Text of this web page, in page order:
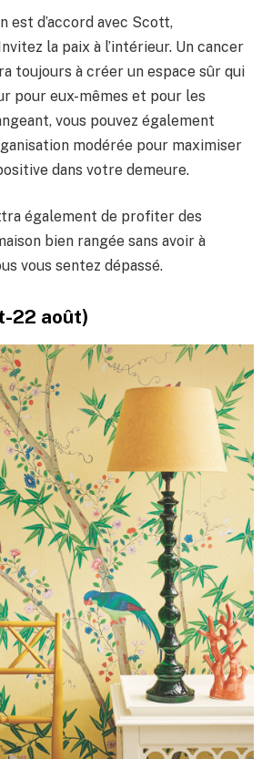
est d’accord avec Scott,
la paix à l’intérieur. Un cancer
toujours à créer un espace sûr qui
pour eux-mêmes et pour les
vous pouvez également
modérée pour maximiser
dans votre demeure.
également de profiter des
bien rangée sans avoir à
vous sentez dépassé.
22 août)